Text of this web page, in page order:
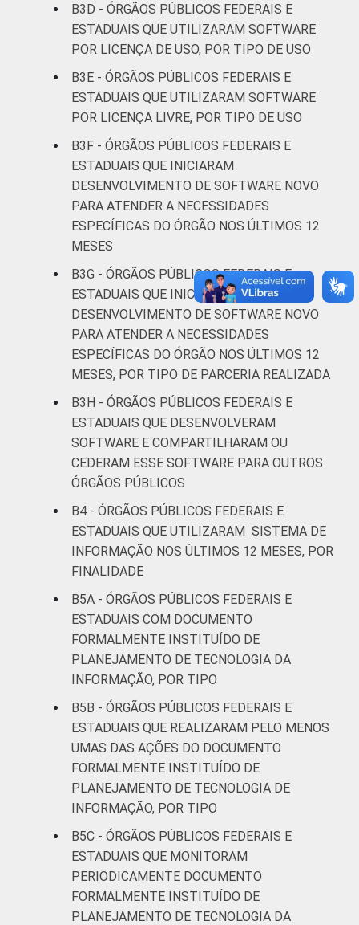
B3D - ÓRGÃOS PÚBLICOS FEDERAIS E
ESTADUAIS QUE UTILIZARAM SOFTWARE
POR LICENÇA DE USO, POR TIPO DE USO
B3E - ÓRGÃOS PÚBLICOS FEDERAIS E
ESTADUAIS QUE UTILIZARAM SOFTWARE
POR LICENÇA LIVRE, POR TIPO DE USO
B3F - ÓRGÃOS PÚBLICOS FEDERAIS E
ESTADUAIS QUE INICIARAM
DESENVOLVIMENTO DE SOFTWARE NOVO
PARA ATENDER A NECESSIDADES
ESPECÍFICAS DO ÓRGÃO NOS ÚLTIMOS 12
MESES
B3G - ÓRGÃOS PÚBLICOS FEDERAIS E
ESTADUAIS QUE INICIARAM
DESENVOLVIMENTO DE SOFTWARE NOVO
PARA ATENDER A NECESSIDADES
ESPECÍFICAS DO ÓRGÃO NOS ÚLTIMOS 12
MESES, POR TIPO DE PARCERIA REALIZADA
B3H - ÓRGÃOS PÚBLICOS FEDERAIS E
ESTADUAIS QUE DESENVOLVERAM
SOFTWARE E COMPARTILHARAM OU
CEDERAM ESSE SOFTWARE PARA OUTROS
ÓRGÃOS PÚBLICOS
B4 - ÓRGÃOS PÚBLICOS FEDERAIS E
ESTADUAIS QUE UTILIZARAM SISTEMA DE
INFORMAÇÃO NOS ÚLTIMOS 12 MESES, POR
FINALIDADE
B5A - ÓRGÃOS PÚBLICOS FEDERAIS E
ESTADUAIS COM DOCUMENTO
FORMALMENTE INSTITUÍDO DE
PLANEJAMENTO DE TECNOLOGIA DA
INFORMAÇÃO, POR TIPO
B5B - ÓRGÃOS PÚBLICOS FEDERAIS E
ESTADUAIS QUE REALIZARAM PELO MENOS
UMAS DAS AÇÕES DO DOCUMENTO
FORMALMENTE INSTITUÍDO DE
PLANEJAMENTO DE TECNOLOGIA DE
INFORMAÇÃO, POR TIPO
B5C - ÓRGÃOS PÚBLICOS FEDERAIS E
ESTADUAIS QUE MONITORAM
PERIODICAMENTE DOCUMENTO
FORMALMENTE INSTITUÍDO DE
PLANEJAMENTO DE TECNOLOGIA DA